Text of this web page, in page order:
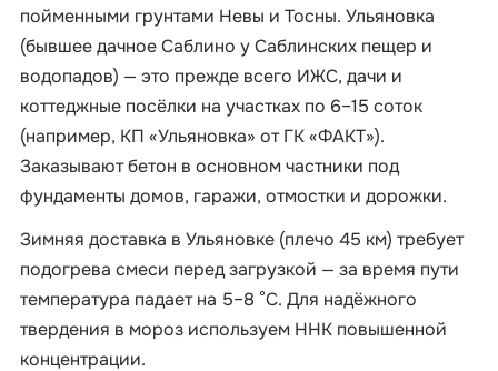
пойменными грунтами Невы и Тосны. Ульяновка
(бывшее дачное Саблино у Саблинских пещер и
водопадов) — это прежде всего ИЖС, дачи и
коттеджные посёлки на участках по 6–15 соток
(например, КП «Ульяновка» от ГК «ФАКТ»).
Заказывают бетон в основном частники под
фундаменты домов, гаражи, отмостки и дорожки.
Зимняя доставка в Ульяновке (плечо 45 км) требует
подогрева смеси перед загрузкой — за время пути
температура падает на 5–8 °C. Для надёжного
твердения в мороз используем ННК повышенной
концентрации.